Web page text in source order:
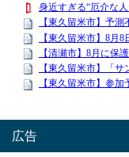
広告